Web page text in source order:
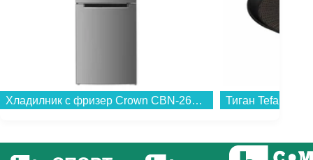
Хладилник с фризер Crown CBN-265IX , 253 l, E , No Frost , Инокс...